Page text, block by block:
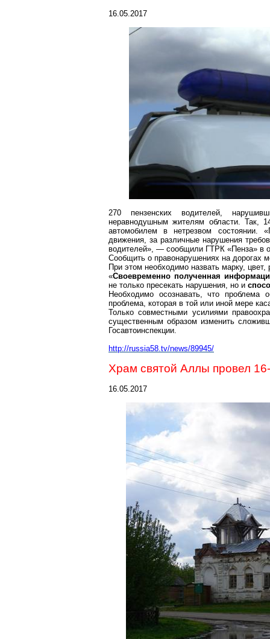
16.05.2017
270 пензенских водителей,
неравнодушным жителям области. Так,
автомобилем в нетрезвом состоянии.
движения, за различные нарушения
водителей», — сообщили ГТРК «Пенза» в
Сообщить о правонарушениях на дорогах
При этом необходимо назвать марку,
«Своевременно полученная
не только пресекать нарушения, но и
Необходимо осознавать, что проблема
проблема, которая в той или иной мере
Только совместными усилиями
существенным образом изменить
Госавтоинспекции.
http://russia58.tv/news/89945/
Храм святой Аллы провел
16.05.2017